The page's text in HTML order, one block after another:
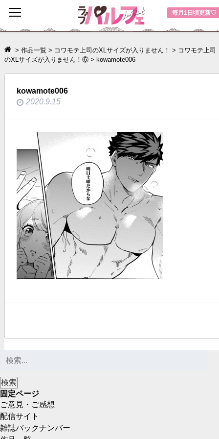
毎月1日頃更新♡
toggle
navigation
> 作品一覧 > コワモテ上司のXLサイズが入りません！ > コワモテ上司
のXLサイズが入りません！⑥> kowamote006
kowamote006
2020.9.15
固定ページ
ご意見・ご感想
配信サイト
雑誌バックナンバー